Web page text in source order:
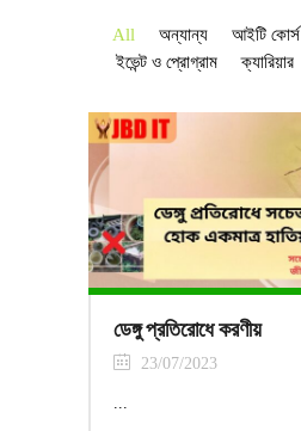
All অন্যান্য আইটি কোর্স
ইভেন্ট ও প্রোগ্রাম
ক্যারিয়ার
ডেঙ্গু প্রতিরোধে করণীয়
23/07/2023